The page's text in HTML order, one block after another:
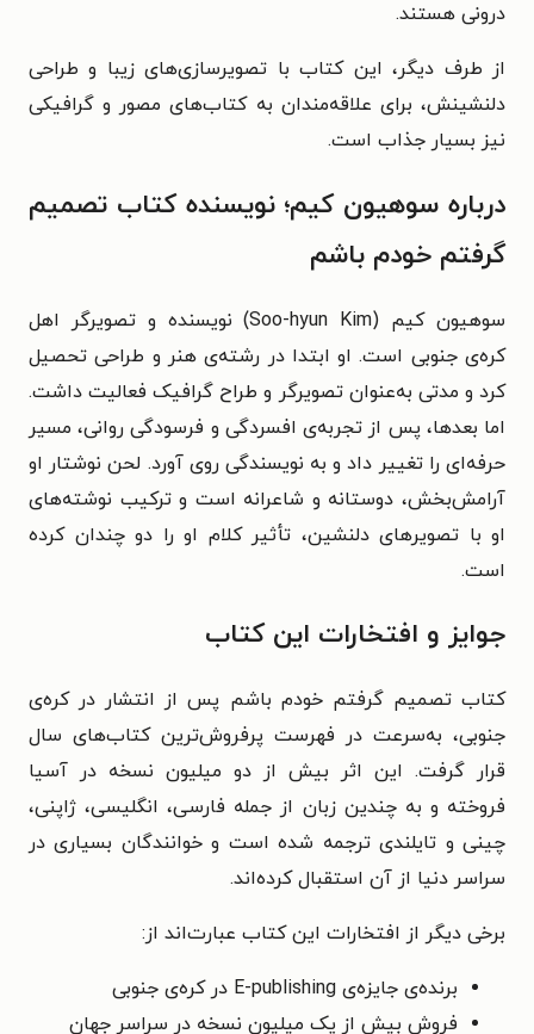
درونی هستند.
از طرف دیگر، این کتاب با تصویرسازی‌های زیبا و طراحی
دلنشینش، برای علاقه‌مندان به کتاب‌های مصور و گرافیکی
نیز بسیار جذاب است.
درباره سوهیون کیم؛ نویسنده کتاب تصمیم
گرفتم خودم باشم
سوهیون کیم (Soo-hyun Kim) نویسنده و تصویرگر اهل
کره‌ی جنوبی است. او ابتدا در رشته‌ی هنر و طراحی تحصیل
کرد و مدتی به‌عنوان تصویرگر و طراح گرافیک فعالیت داشت.
اما بعدها، پس از تجربه‌ی افسردگی و فرسودگی روانی، مسیر
حرفه‌ای را تغییر داد و به نویسندگی روی آورد. لحن نوشتار او
آرامش‌بخش، دوستانه و شاعرانه است و ترکیب نوشته‌های
او با تصویرهای دلنشین، تأثیر کلام او را دو چندان کرده
است.
جوایز و افتخارات این کتاب
کتاب تصمیم گرفتم خودم باشم پس از انتشار در کره‌ی
جنوبی، به‌سرعت در فهرست پرفروش‌ترین کتاب‌های سال
قرار گرفت. این اثر بیش از دو میلیون نسخه در آسیا
فروخته و به چندین زبان از جمله فارسی، انگلیسی، ژاپنی،
چینی و تایلندی ترجمه شده است و خوانندگان بسیاری در
سراسر دنیا از آن استقبال کرده‌اند.
برخی دیگر از افتخارات این کتاب عبارت‌اند از:
برنده‌ی جایزه‌ی E-publishing در کره‌ی جنوبی
فروش بیش از یک میلیون نسخه در سراسر جهان